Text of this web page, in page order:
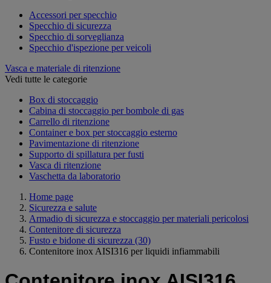
Accessori per specchio
Specchio di sicurezza
Specchio di sorveglianza
Specchio d'ispezione per veicoli
Vasca e materiale di ritenzione
Vedi tutte le categorie
Box di stoccaggio
Cabina di stoccaggio per bombole di gas
Carrello di ritenzione
Container e box per stoccaggio esterno
Pavimentazione di ritenzione
Supporto di spillatura per fusti
Vasca di ritenzione
Vaschetta da laboratorio
Home page
Sicurezza e salute
Armadio di sicurezza e stoccaggio per materiali pericolosi
Contenitore di sicurezza
Fusto e bidone di sicurezza (30)
Contenitore inox AISI316 per liquidi infiammabili